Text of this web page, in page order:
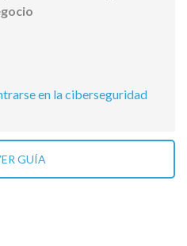
en la ciberseguridad
GUÍA